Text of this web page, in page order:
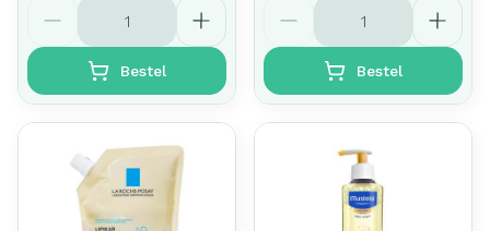
Bestel Bestel